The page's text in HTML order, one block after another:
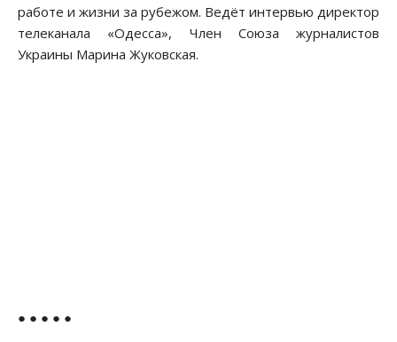
работе и жизни за рубежом. Ведёт интервью директор
телеканала «Одесса», Член Союза журналистов
Украины Марина Жуковская.
● ● ● ● ●